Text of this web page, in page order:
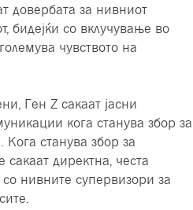
довербата за нивниот
бидејќи со вклучување во
чувството на
Ген Z сакаат јасни
кога станува збор за
станува збор за
директна, честа
нивните супервизори за